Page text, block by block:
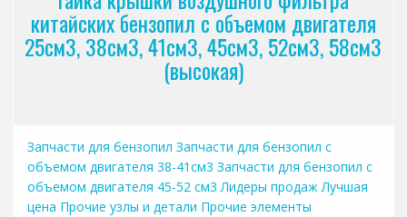
китайских бензопил с объемом двигателя
25см3, 38см3, 41см3, 45см3, 52см3, 58см3
(высокая)
Запчасти для бензопил Запчасти для бензопил с
объемом двигателя 38-41см3 Запчасти для бензопил с
объемом двигателя 45-52 см3 Лидеры продаж Лучшая
цена Прочие узлы и детали Прочие элементы